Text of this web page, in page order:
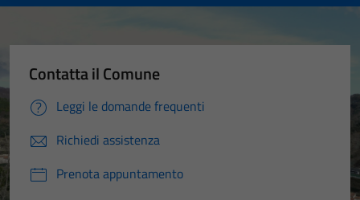
Contatta il Comune
Leggi le domande frequenti
Richiedi assistenza
Prenota appuntamento